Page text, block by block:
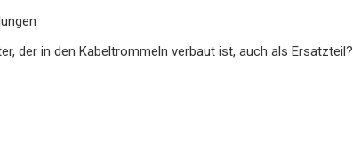
der in den Kabeltrommeln verbaut ist, auch als Ersatzteil?